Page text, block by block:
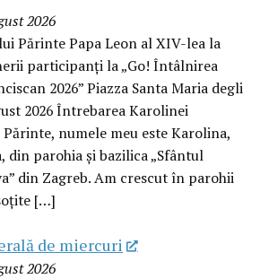
2026
Părinte Papa Leon al XIV-lea la
participanți la „Go! Întâlnirea
2026” Piazza Santa Maria degli
2026 Întrebarea Karolinei
numele meu este Karolina,
din parohia și bazilica „Sfântul
din Zagreb. Am crescut în parohii
[…]
de miercuri
2026